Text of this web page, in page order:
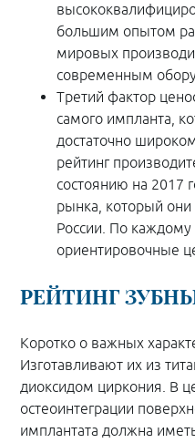
большим опытом
мировых
современным
Третий фактор
самого импланта,
достаточно
рейтинг
состоянию на 2017
рынка, который
России. По
ориентировочные
РЕЙТИНГ
Коротко о важных
Изготавливают их из
диоксидом циркония. В
остеоинтеграции
имплантата должна